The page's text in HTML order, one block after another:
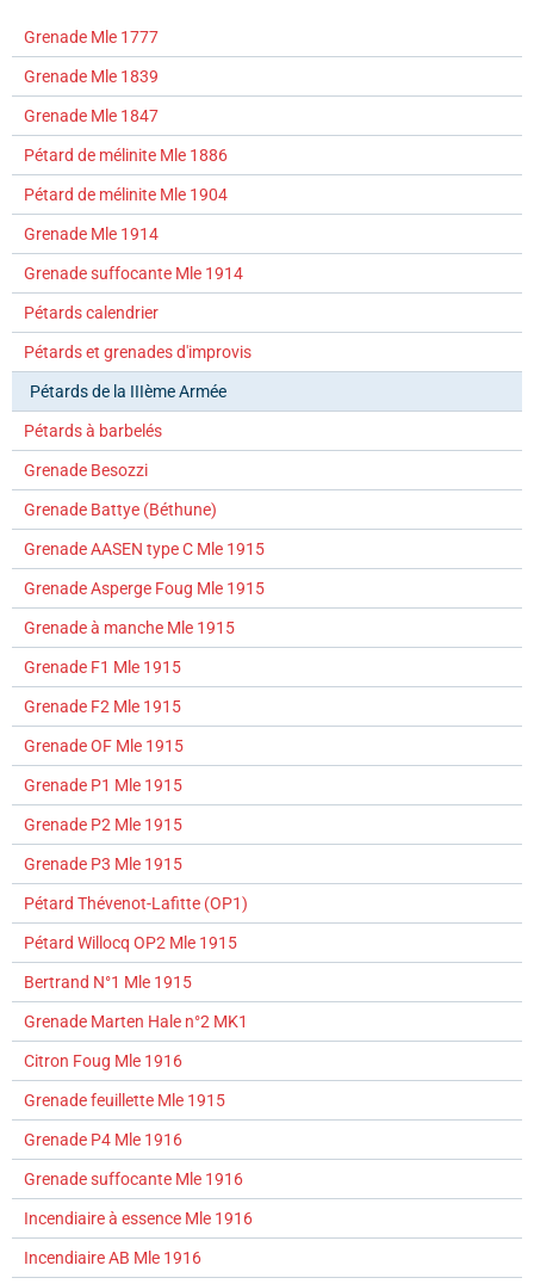
Grenade Mle 1777
Grenade Mle 1839
Grenade Mle 1847
Pétard de mélinite Mle 1886
Pétard de mélinite Mle 1904
Grenade Mle 1914
Grenade suffocante Mle 1914
Pétards calendrier
Pétards et grenades d'improvis
Pétards de la IIIème Armée
Pétards à barbelés
Grenade Besozzi
Grenade Battye (Béthune)
Grenade AASEN type C Mle 1915
Grenade Asperge Foug Mle 1915
Grenade à manche Mle 1915
Grenade F1 Mle 1915
Grenade F2 Mle 1915
Grenade OF Mle 1915
Grenade P1 Mle 1915
Grenade P2 Mle 1915
Grenade P3 Mle 1915
Pétard Thévenot-Lafitte (OP1)
Pétard Willocq OP2 Mle 1915
Bertrand N°1 Mle 1915
Grenade Marten Hale n°2 MK1
Citron Foug Mle 1916
Grenade feuillette Mle 1915
Grenade P4 Mle 1916
Grenade suffocante Mle 1916
Incendiaire à essence Mle 1916
Incendiaire AB Mle 1916